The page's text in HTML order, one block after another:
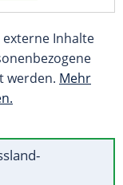
Inhalte
werden. Mehr